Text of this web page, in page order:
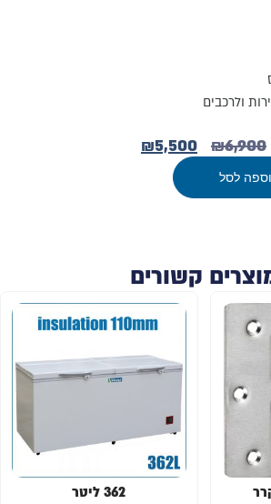
ולרכבים
₪6,900
₪5,500
לסל
קשורים
362 ליטר